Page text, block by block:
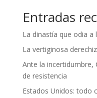
Entradas
La dinastía que odia
La vertiginosa
Ante la incertidumbre,
de resistencia
Estados Unidos: todo